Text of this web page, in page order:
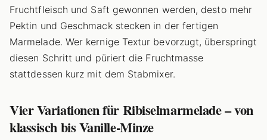
Fruchtfleisch und Saft gewonnen werden, desto mehr
Pektin und Geschmack stecken in der fertigen
Marmelade. Wer kernige Textur bevorzugt, überspringt
diesen Schritt und püriert die Fruchtmasse
stattdessen kurz mit dem Stabmixer.
Vier Variationen für Ribiselmarmelade – von
klassisch bis Vanille-Minze